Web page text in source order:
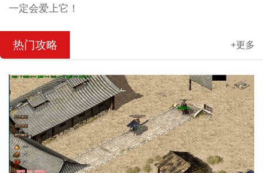
一定会爱上它！
热门攻略 +更多